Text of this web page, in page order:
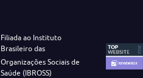
Filiada ao Instituto
Brasileiro das
Organizações Sociais de
Saúde (IBROSS)